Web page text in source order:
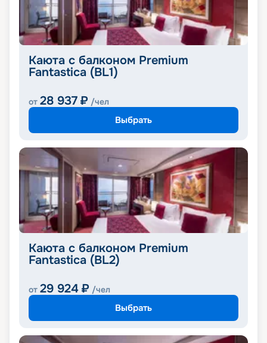
Каюта с балконом Premium
Fantastica (BL1)
от 28 937 ₽ /чел
Выбрать
Каюта с балконом Premium
Fantastica (BL2)
от 29 924 ₽ /чел
Выбрать